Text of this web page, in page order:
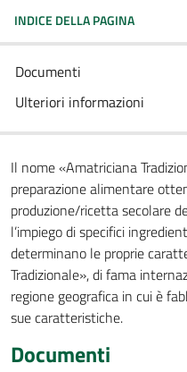
INDICE DELLA PAGINA
Documenti
Ulteriori informazioni
Il nome «Amatriciana
preparazione alimentare
produzione/ricetta secolare
l’impiego di specifici
determinano le proprie
Tradizionale», di fama
regione geografica in cui è
sue caratteristiche.
Documenti